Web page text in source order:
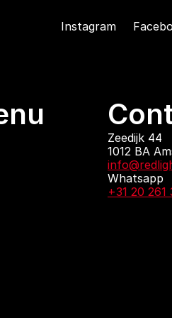
Instagram
Zeedijk 44
1012 BA
Whatsapp
+31 20 261